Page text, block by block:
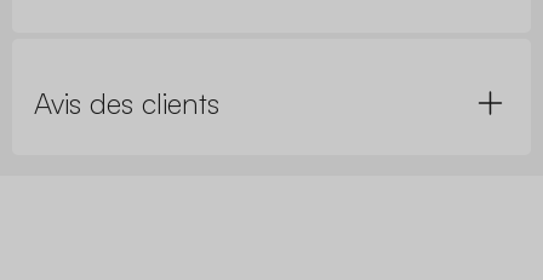
Avis des clients